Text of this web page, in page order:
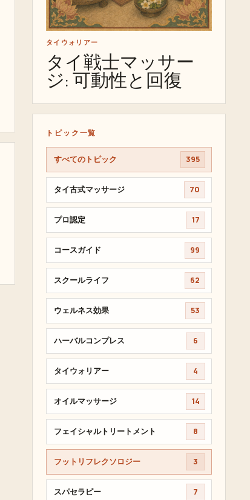
タイウォリアー
タイ戦士マッサー
ジ: 可動性と回復
トピック一覧
すべてのトピック 395
タイ古式マッサージ 70
プロ認定 17
コースガイド 99
スクールライフ 62
ウェルネス効果 53
ハーバルコンプレス 6
タイウォリアー 4
オイルマッサージ 14
フェイシャルトリートメント 8
フットリフレクソロジー 3
スパセラピー 7